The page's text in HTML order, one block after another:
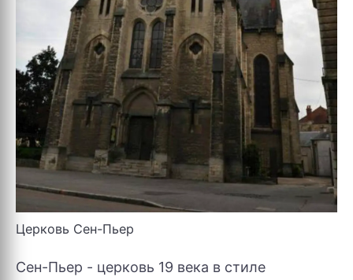
Церковь Сен-Пьер
Сен-Пьер - церковь 19 века в стиле